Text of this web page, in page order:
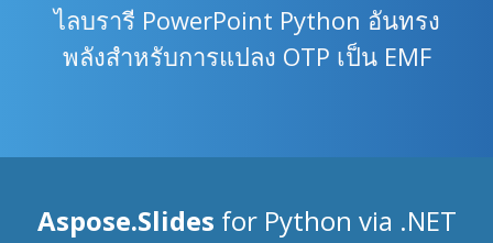
ไลบรารี PowerPoint Python อันทรง
พลังสำหรับการแปลง OTP เป็น EMF
Aspose.Slides for Python via .NET